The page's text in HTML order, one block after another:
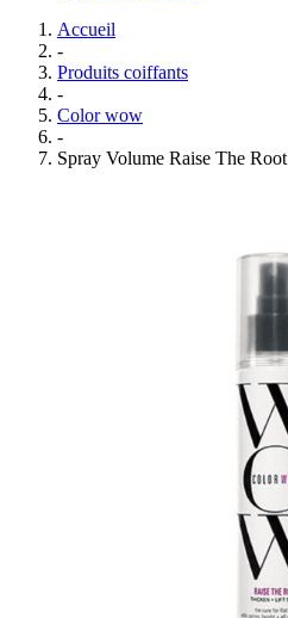
Accueil
-
Produits coiffants
-
Color wow
-
Spray Volume Raise The Root